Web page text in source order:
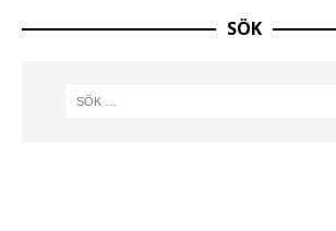
SÖK